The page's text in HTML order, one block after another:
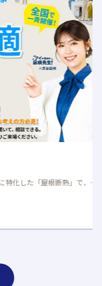
根断熱」で、数
スで体感でき
木育フ
廃材ア
国のア
究にも
続き